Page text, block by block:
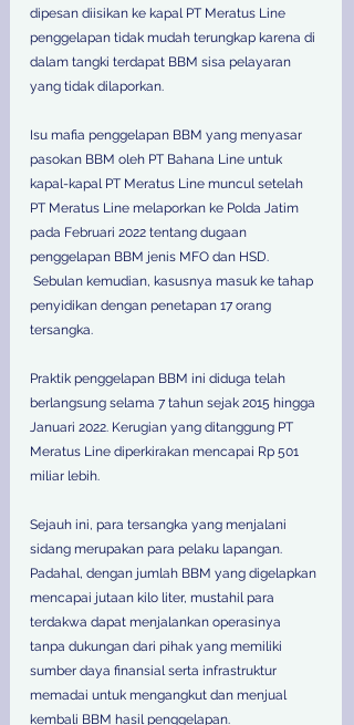
dipesan diisikan ke kapal PT Meratus Line
penggelapan tidak mudah terungkap karena di
dalam tangki terdapat BBM sisa pelayaran
yang tidak dilaporkan.
Isu mafia penggelapan BBM yang menyasar
pasokan BBM oleh PT Bahana Line untuk
kapal-kapal PT Meratus Line muncul setelah
PT Meratus Line melaporkan ke Polda Jatim
pada Februari 2022 tentang dugaan
penggelapan BBM jenis MFO dan HSD.
Sebulan kemudian, kasusnya masuk ke tahap
penyidikan dengan penetapan 17 orang
tersangka.
Praktik penggelapan BBM ini diduga telah
berlangsung selama 7 tahun sejak 2015 hingga
Januari 2022. Kerugian yang ditanggung PT
Meratus Line diperkirakan mencapai Rp 501
miliar lebih.
Sejauh ini, para tersangka yang menjalani
sidang merupakan para pelaku lapangan.
Padahal, dengan jumlah BBM yang digelapkan
mencapai jutaan kilo liter, mustahil para
terdakwa dapat menjalankan operasinya
tanpa dukungan dari pihak yang memiliki
sumber daya finansial serta infrastruktur
memadai untuk mengangkut dan menjual
kembali BBM hasil penggelapan.